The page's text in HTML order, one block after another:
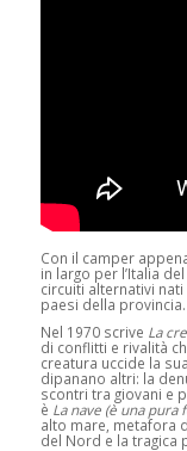
Con il camper
in largo per l’Italia
circuiti alternativi
paesi della provincia.
Nel 1970 scrive La
di conflitti e rivalità
creatura uccide la
dipanano altri: la
scontri tra giovani e
è La nave (è una pura
alto mare, metafora
del Nord e la tragica